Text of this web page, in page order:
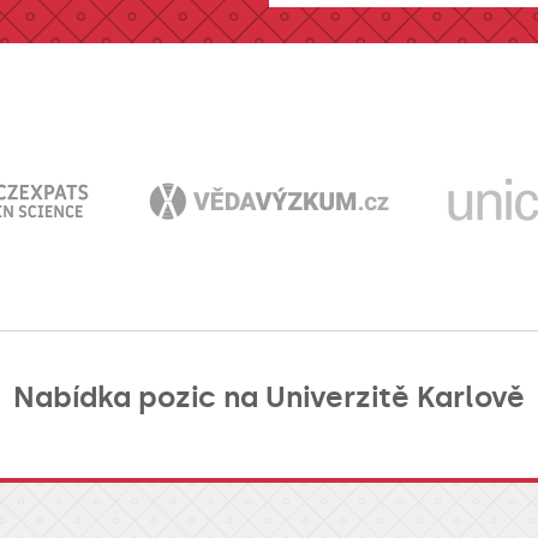
Nabídka pozic na Univerzitě Karlově